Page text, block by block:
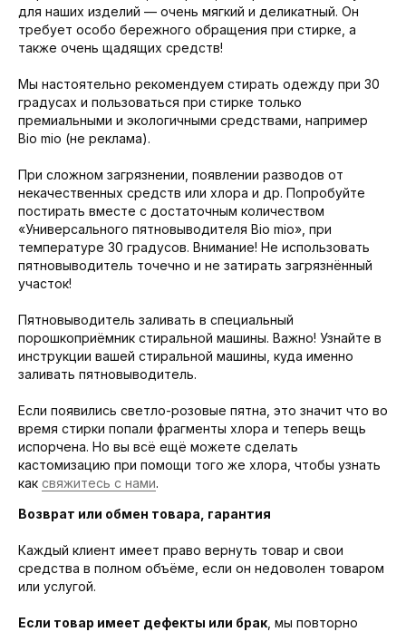
для наших изделий — очень мягкий и деликатный. Он
требует особо бережного обращения при стирке, а
также очень щадящих средств!
Мы настоятельно рекомендуем стирать одежду при 30
градусах и пользоваться при стирке только
премиальными и экологичными средствами, например
Bio mio (не реклама).
При сложном загрязнении, появлении разводов от
некачественных средств или хлора и др. Попробуйте
постирать вместе с достаточным количеством
«Универсального пятновыводителя Bio mio», при
температуре 30 градусов. Внимание! Не использовать
пятновыводитель точечно и не затирать загрязнённый
участок!
Пятновыводитель заливать в специальный
порошкоприёмник стиральной машины. Важно! Узнайте в
инструкции вашей стиральной машины, куда именно
заливать пятновыводитель.
Если появились светло-розовые пятна, это значит что во
время стирки попали фрагменты хлора и теперь вещь
испорчена. Но вы всё ещё можете сделать
кастомизацию при помощи того же хлора, чтобы узнать
как свяжитесь с нами.
Возврат или обмен товара, гарантия
Каждый клиент имеет право вернуть товар и свои
средства в полном объёме, если он недоволен товаром
или услугой.
Если товар имеет дефекты или брак , мы повторно